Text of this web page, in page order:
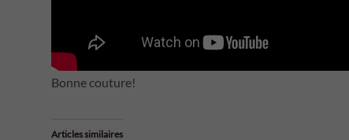
Bonne couture!
Articles similaires